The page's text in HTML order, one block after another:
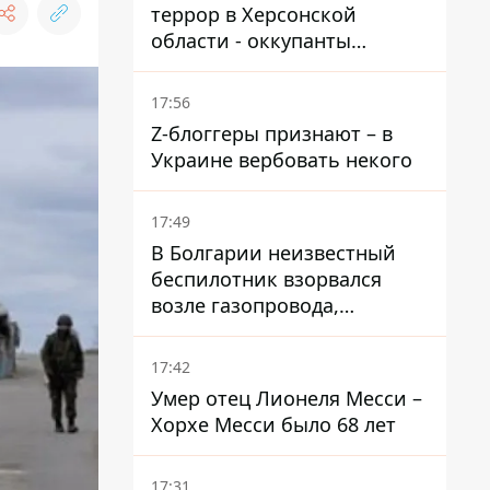
террор в Херсонской
области - оккупанты
получили приказ свободно
охотиться на автомобили
17:56
Z-блоггеры признают – в
Украине вербовать некого
17:49
В Болгарии неизвестный
беспилотник взорвался
возле газопровода,
которым поставляют газ в
Украину
17:42
Умер отец Лионеля Месси –
Хорхе Месси было 68 лет